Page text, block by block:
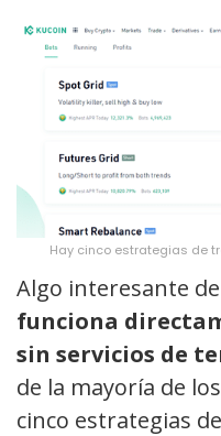
Hay cinco estrategias de
Algo interesante
funciona
sin servicios de
de la mayoría de
cinco estrategias